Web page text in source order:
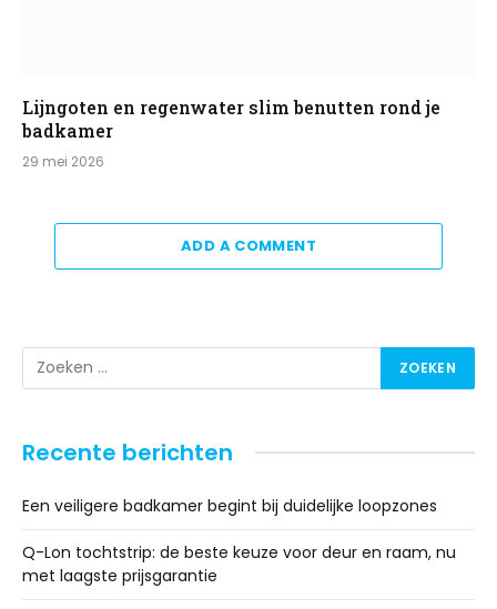
Lijngoten en regenwater slim benutten rond je
badkamer
29 mei 2026
ADD A COMMENT
Recente berichten
Een veiligere badkamer begint bij duidelijke loopzones
Q-Lon tochtstrip: de beste keuze voor deur en raam, nu
met laagste prijsgarantie